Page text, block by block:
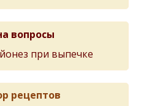
вопросы
при выпечке
рецептов